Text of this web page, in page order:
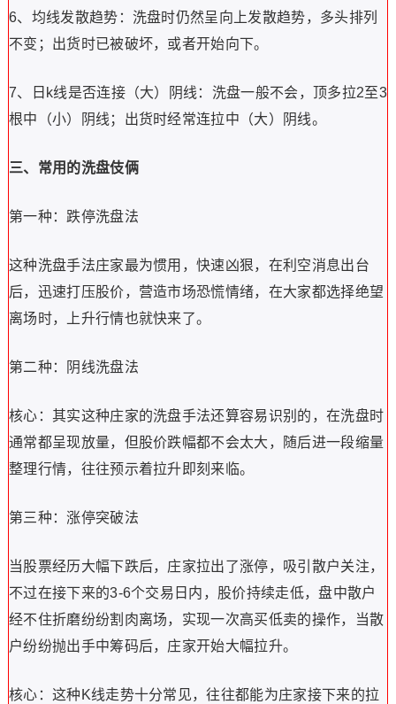
6、均线发散趋势：洗盘时仍然呈向上发散趋势，多头排列
不变；出货时已被破坏，或者开始向下。
7、日k线是否连接（大）阴线：洗盘一般不会，顶多拉2至3
根中（小）阴线；出货时经常连拉中（大）阴线。
三、常用的洗盘伎俩
第一种：跌停洗盘法
这种洗盘手法庄家最为惯用，快速凶狠，在利空消息出台
后，迅速打压股价，营造市场恐慌情绪，在大家都选择绝望
离场时，上升行情也就快来了。
第二种：阴线洗盘法
核心：其实这种庄家的洗盘手法还算容易识别的，在洗盘时
通常都呈现放量，但股价跌幅都不会太大，随后进一段缩量
整理行情，往往预示着拉升即刻来临。
第三种：涨停突破法
当股票经历大幅下跌后，庄家拉出了涨停，吸引散户关注，
不过在接下来的3-6个交易日内，股价持续走低，盘中散户
经不住折磨纷纷割肉离场，实现一次高买低卖的操作，当散
户纷纷抛出手中筹码后，庄家开始大幅拉升。
核心：这种K线走势十分常见，往往都能为庄家接下来的拉